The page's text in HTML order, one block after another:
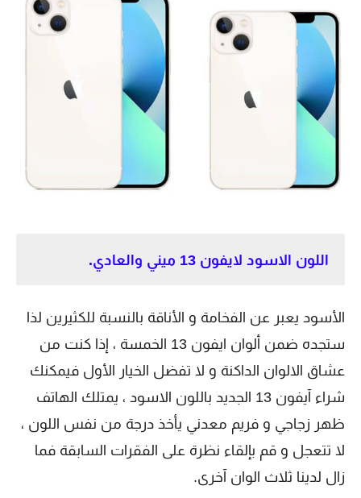
اللون الاسود لايفون 13 ميني والعادي.
الأسود يعبر عن الفخامة و الأناقة بالنسبة للكثيرين لذا
ستجده ضمن ألوان ايفون 13 الخمسة ، إذا كنت من
عشاق الالوان الداكنة و لا تفضل الخيار الأول فيمكنك
شراء آيفون 13 الجديد باللون الاسود ، يمتلك الهاتف
ظهر زجاجي و فريم معدني يأخذ درجة من نفس اللون ،
لا تتعجل و قم بإلقاء نظرة على الفقرات السابقة فما
زال لدينا ثلاث الوان آخرى.